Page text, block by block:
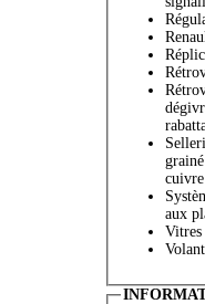
cuivre
aux
Vitres